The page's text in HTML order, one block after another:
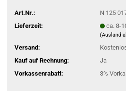
Art.Nr.:
N 125
Lieferzeit:
ca. 8-
(Ausland
Versand:
Kauf auf Rechnung:
Ja
Vorkassenrabatt:
3%